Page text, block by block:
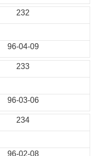
232
96-04-09
233
96-03-06
234
96-02-08